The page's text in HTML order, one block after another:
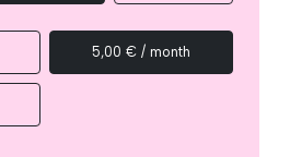
5,00 € / month